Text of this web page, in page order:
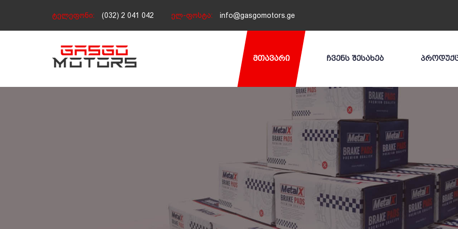
ტელეფონი: (032) 2 041 042 ელ-ფოსტა: info@gasgomotors.ge
ᲛᲗᲐᲕᲐᲠᲘ ᲩᲕᲔᲜᲡ ᲨᲔᲡᲐᲮᲔᲑ